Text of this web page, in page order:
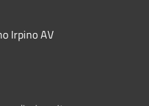
Irpino AV